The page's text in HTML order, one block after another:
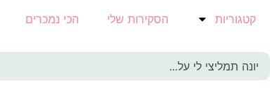
קטגוריות הסקירות שלי הכי נמכרים